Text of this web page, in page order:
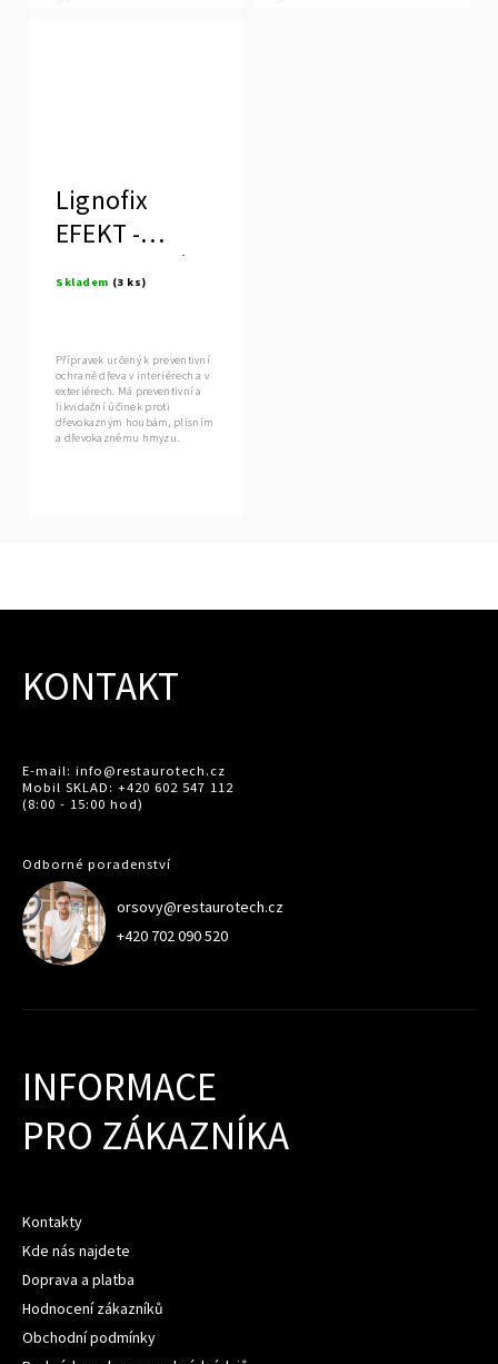
Lignofix
EFEKT -
preventivní
Skladem (3 ks)
Přípravek určený k preventivní
ochraně dřeva v interiérech a v
exteriérech. Má preventivní a
likvidační účinek proti
dřevokazným houbám, plísním
a dřevokaznému hmyzu.
KONTAKT
E-mail: info@restaurotech.cz
Mobil SKLAD: +420 602 547 112
(8:00 - 15:00 hod)
Odborné poradenství
orsovy@restaurotech.cz
+420 702 090 520
INFORMACE
PRO ZÁKAZNÍKA
Kontakty
Kde nás najdete
Doprava a platba
Hodnocení zákazníků
Obchodní podmínky